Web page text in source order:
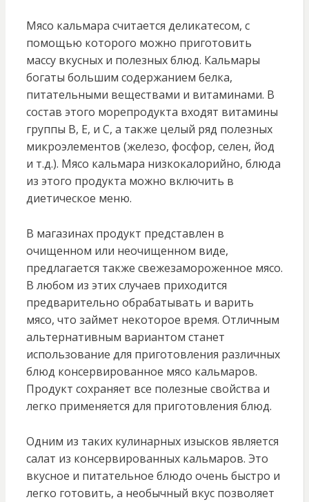
Мясо кальмара считается деликатесом, с
помощью которого можно приготовить
массу вкусных и полезных блюд. Кальмары
богаты большим содержанием белка,
питательными веществами и витаминами. В
состав этого морепродукта входят витамины
группы В, Е, и С, а также целый ряд полезных
микроэлементов (железо, фосфор, селен, йод
и т.д.). Мясо кальмара низкокалорийно, блюда
из этого продукта можно включить в
диетическое меню.
В магазинах продукт представлен в
очищенном или неочищенном виде,
предлагается также свежезамороженное мясо.
В любом из этих случаев приходится
предварительно обрабатывать и варить
мясо, что займет некоторое время. Отличным
альтернативным вариантом станет
использование для приготовления различных
блюд консервированное мясо кальмаров.
Продукт сохраняет все полезные свойства и
легко применяется для приготовления блюд.
Одним из таких кулинарных изысков является
салат из консервированных кальмаров. Это
вкусное и питательное блюдо очень быстро и
легко готовить, а необычный вкус позволяет